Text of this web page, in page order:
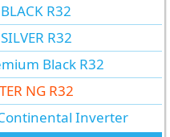
R32
R32
Black R32
NG R32
Inverter